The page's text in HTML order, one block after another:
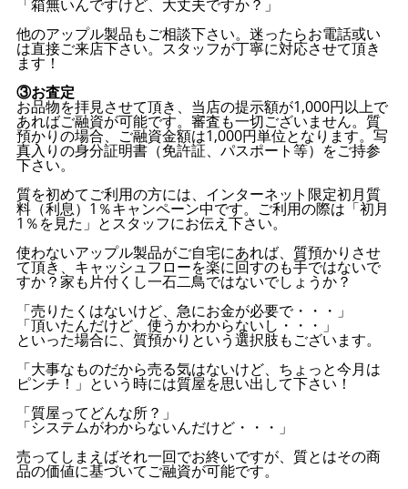
「箱無いんですけど、大丈夫ですか？」
他のアップル製品もご相談下さい。迷ったらお電話或い
は直接ご来店下さい。スタッフが丁寧に対応させて頂き
ます！
③お査定
お品物を拝見させて頂き、当店の提示額が1,000円以上で
あればご融資が可能です。審査も一切ございません。質
預かりの場合、ご融資金額は1,000円単位となります。写
真入りの身分証明書（免許証、パスポート等）をご持参
下さい。
質を初めてご利用の方には、インターネット限定初月質
料（利息）1％キャンペーン中です。ご利用の際は「初月
1％を見た」とスタッフにお伝え下さい。
使わないアップル製品がご自宅にあれば、質預かりさせ
て頂き、キャッシュフローを楽に回すのも手ではないで
すか？家も片付くし一石二鳥ではないでしょうか？
「売りたくはないけど、急にお金が必要で・・・」
「頂いたんだけど、使うかわからないし・・・」
といった場合に、質預かりという選択肢もございます。
「大事なものだから売る気はないけど、ちょっと今月は
ピンチ！」という時には質屋を思い出して下さい！
「質屋ってどんな所？」
「システムがわからないんだけど・・・」
売ってしまえばそれ一回でお終いですが、質とはその商
品の価値に基づいてご融資が可能です。